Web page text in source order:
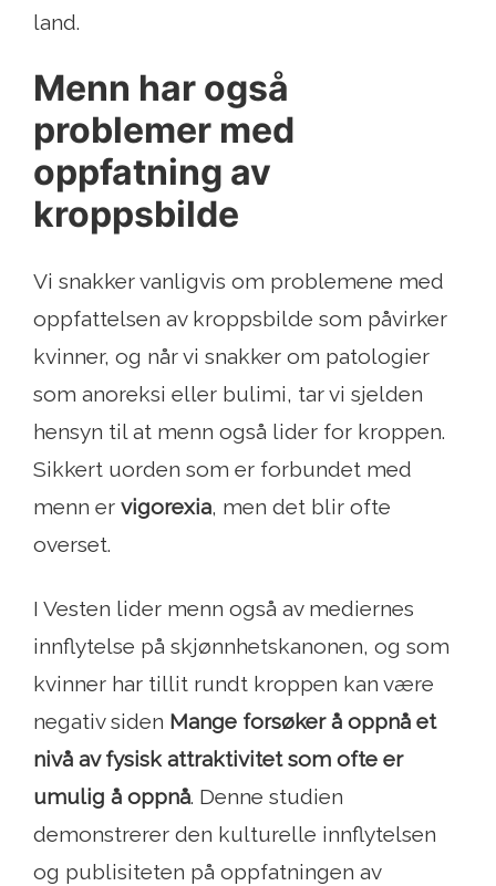
land.
Menn har også
problemer med
oppfatning av
kroppsbilde
Vi snakker vanligvis om problemene med
oppfattelsen av kroppsbilde som påvirker
kvinner, og når vi snakker om patologier
som anoreksi eller bulimi, tar vi sjelden
hensyn til at menn også lider for kroppen.
Sikkert uorden som er forbundet med
menn er vigorexia, men det blir ofte
overset.
I Vesten lider menn også av mediernes
innflytelse på skjønnhetskanonen, og som
kvinner har tillit rundt kroppen kan være
negativ siden Mange forsøker å oppnå et
nivå av fysisk attraktivitet som ofte er
umulig å oppnå. Denne studien
demonstrerer den kulturelle innflytelsen
og publisiteten på oppfatningen av